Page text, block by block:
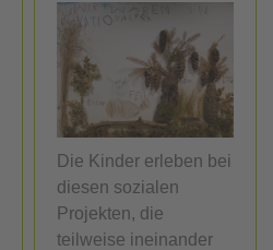
Die Kinder erleben bei
diesen sozialen
Projekten, die
teilweise ineinander